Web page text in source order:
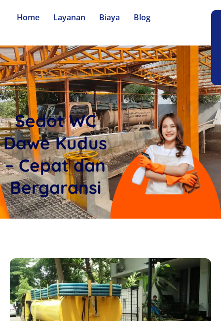
Home Layanan Biaya Blog
Sedot WC
Dawe Kudus
– Cepat dan
Bergaransi